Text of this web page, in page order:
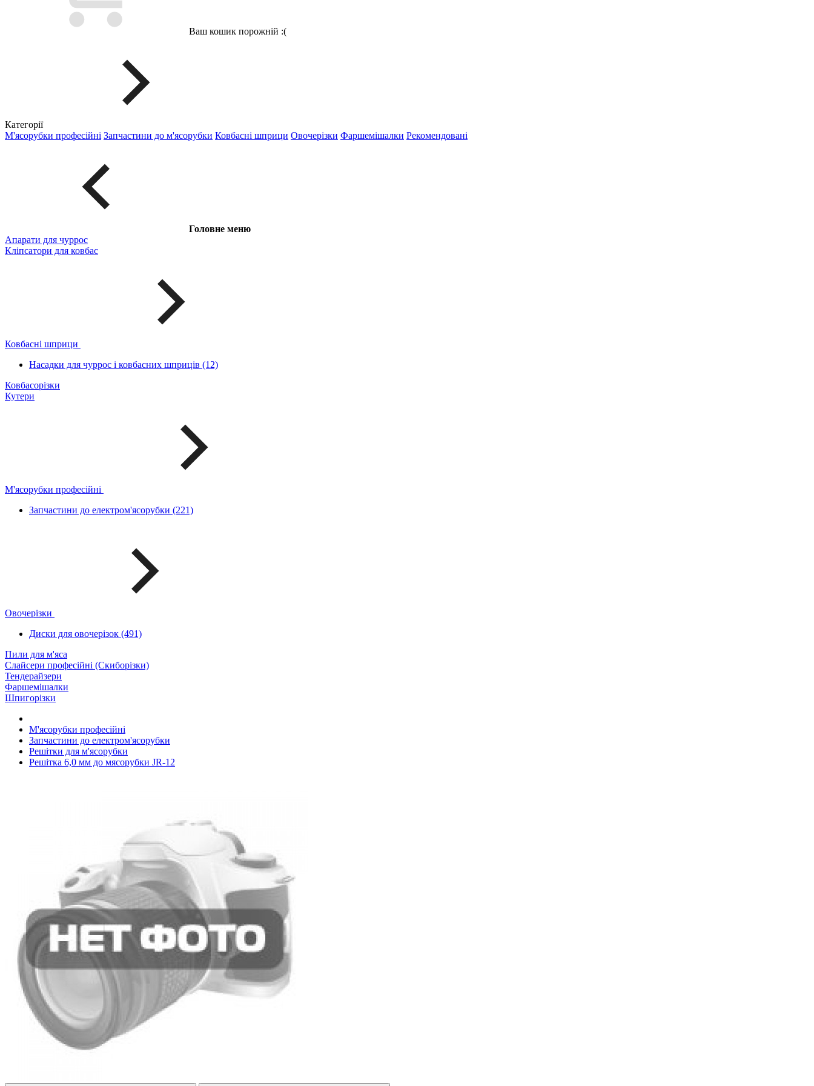
Ваш кошик порожній :(
Категорії
М'ясорубки професійні Запчастини до м'ясорубки Ковбасні шприци Овочерізки Фаршемішалки Рекомендовані
Головне меню
Апарати для чуррос
Кліпсатори для ковбас
Ковбасні шприци
Насадки для чуррос і ковбасних шприців (12)
Ковбасорізки
Кутери
М'ясорубки професійні
Запчастини до електром'ясорубки (221)
Овочерізки
Диски для овочерізок (491)
Пили для м'яса
Слайсери професійні (Скиборізки)
Тендерайзери
Фаршемішалки
Шпигорізки
М'ясорубки професійні
Запчастини до електром'ясорубки
Решітки для м'ясорубки
Решітка 6,0 мм до мясорубки JR-12